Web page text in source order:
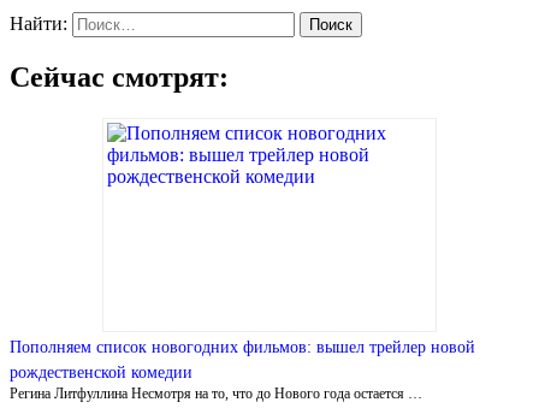
Найти:
Сейчас смотрят:
Пополняем список новогодних фильмов: вышел трейлер новой
рождественской комедии
Регина Литфуллина Несмотря на то, что до Нового года остается …